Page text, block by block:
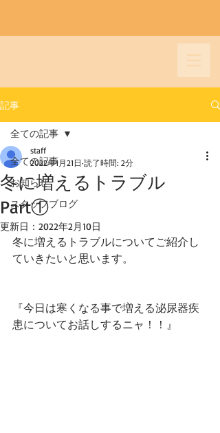
記事
全ての記事
お知らせ
スタッフブログ
全ての記事
冬に増えるトラブル
Part①
staff
2022年1月21日 読了時間: 2分
更新日： 2022年2月10日
冬に増えるトラブルについてご紹介し
ていきたいと思います。
『今日は寒くなる事で増える泌尿器疾
患についてお話しするニャ！！』